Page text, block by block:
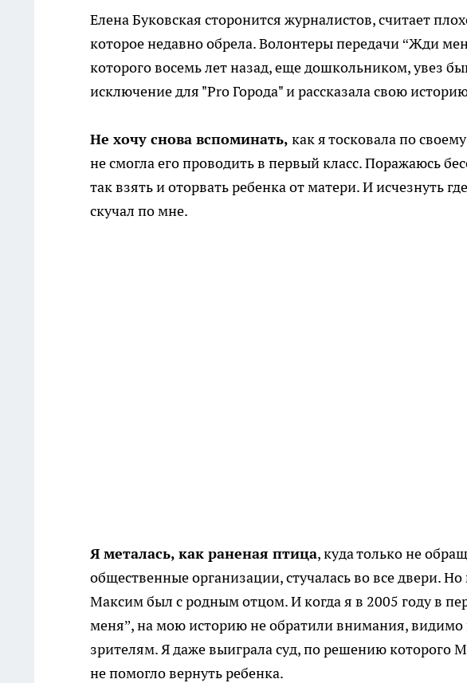
Елена Буковская сторонится журналистов, считает
которое недавно обрела. Волонтеры передачи “Жди
которого восемь лет назад, еще дошкольником, увез
исключение для "Pro Города" и рассказала свою
Не хочу снова вспоминать, как я тосковала по
не смогла его проводить в первый класс. Поражаюсь
так взять и оторвать ребенка от матери. И исчезнуть
скучал по мне.
Я металась, как раненая птица, куда только не
общественные организации, стучалась во все двери.
Максим был с родным отцом. И когда я в 2005 году в
меня”, на мою историю не обратили внимания, видимо
зрителям. Я даже выиграла суд, по решению которого
не помогло вернуть ребенка.